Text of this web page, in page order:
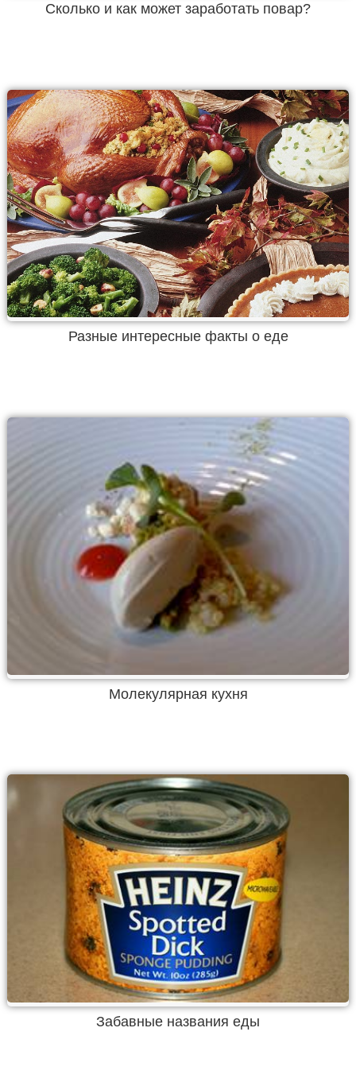
Сколько и как может заработать повар?
Разные интересные факты о еде
Молекулярная кухня
Забавные названия еды